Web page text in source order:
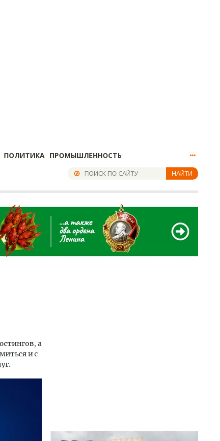
ПОЛИТИКА ПРОМЫШЛЕННОСТЬ
НАЙТИ
а
и с